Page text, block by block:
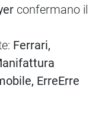
confermano il
Ferrari,
ErreErre